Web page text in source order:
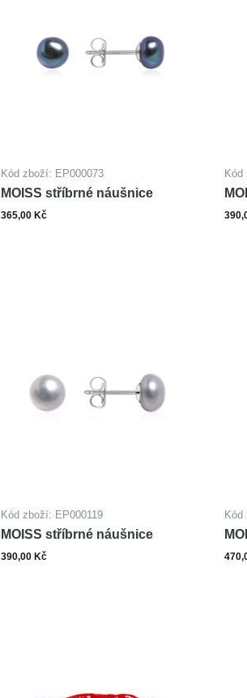
Kód zboží: EP000073
MOISS stříbrné náušnice
365,00 Kč
Kód
Kód zboží: EP000119
MOISS stříbrné náušnice
390,00 Kč
Kód